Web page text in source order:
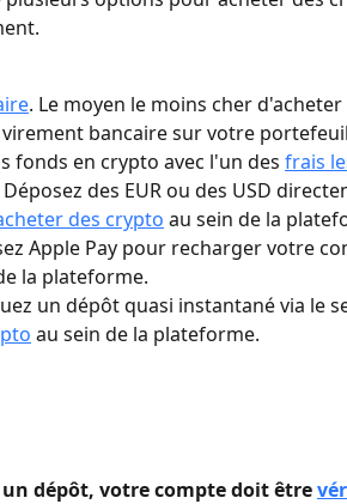
. Le moyen le moins cher
bancaire sur votre
fonds en crypto avec l'un des frais
Déposez des EUR ou des USD
des crypto au sein de la
Apple Pay pour recharger votre
la plateforme.
un dépôt quasi instantané via le
au sein de la plateforme.
dépôt, votre compte doit être